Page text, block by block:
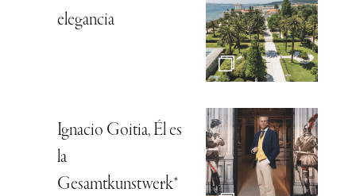
elegancia
Ignacio Goitia, Él es
la
Gesamtkunstwerk*